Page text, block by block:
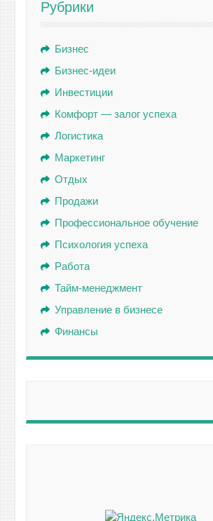
Рубрики
Бизнес
Бизнес-идеи
Инвестиции
Комфорт — залог успеха
Логистика
Маркетинг
Отдых
Продажи
Профессиональное обучение
Психология успеха
Работа
Тайм-менеджмент
Управление в бизнесе
Финансы